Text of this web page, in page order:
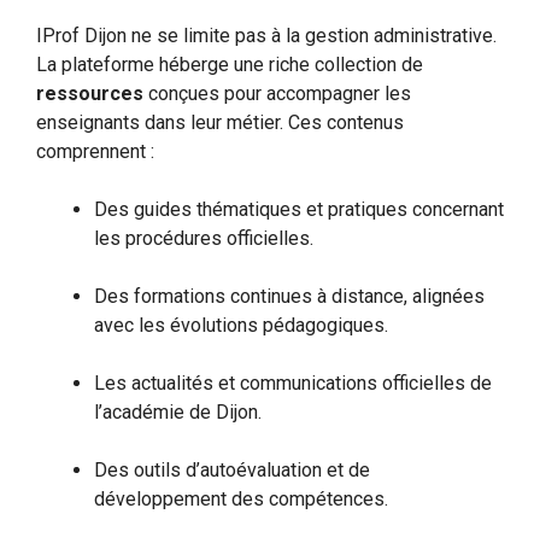
IProf Dijon ne se limite pas à la gestion administrative.
La plateforme héberge une riche collection de
ressources conçues pour accompagner les
enseignants dans leur métier. Ces contenus
comprennent :
Des guides thématiques et pratiques concernant
les procédures officielles.
Des formations continues à distance, alignées
avec les évolutions pédagogiques.
Les actualités et communications officielles de
l’académie de Dijon.
Des outils d’autoévaluation et de
développement des compétences.